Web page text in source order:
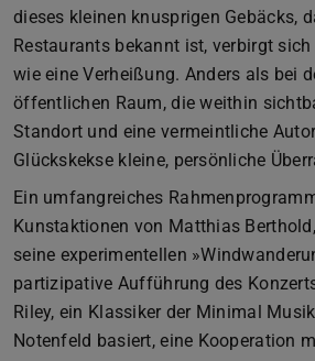
dieses kleinen knusprigen Gebäcks,
Restaurants bekannt ist, verbirgt
wie eine Verheißung. Anders als bei
öffentlichen Raum, die weithin
Standort und eine vermeintliche
Glückskekse kleine, persönliche
Ein umfangreiches
Kunstaktionen von Matthias
seine experimentellen
partizipative Aufführung des
Riley, ein Klassiker der Minimal
Notenfeld basiert, eine Kooperation